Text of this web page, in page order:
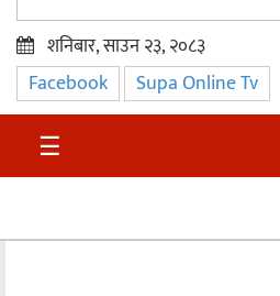
प्रमुख
समाचार
सुदुर
शनिबार, साउन २३, २०८३
Facebook Supa Online Tv
☰